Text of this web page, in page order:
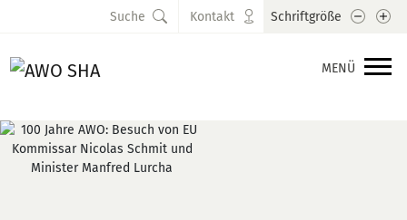
MENÜ
Suche Kontakt Schriftgröße Schrift